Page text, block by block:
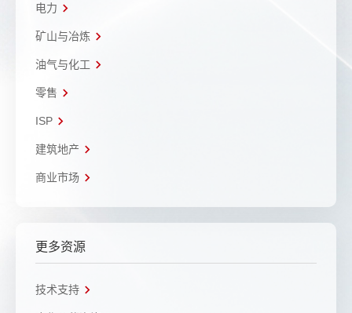
电力
矿山与冶炼
油气与化工
零售
ISP
建筑地产
商业市场
更多资源
技术支持